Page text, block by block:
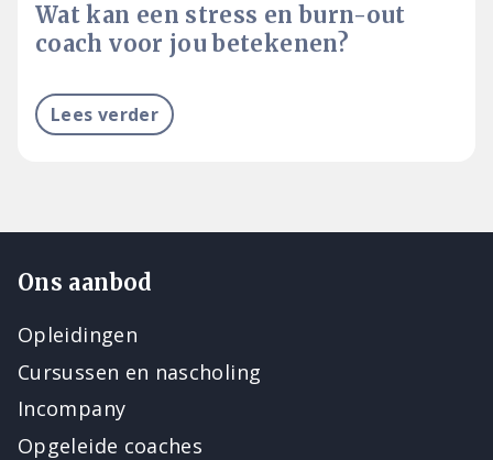
Wat kan een stress en burn-out
coach voor jou betekenen?
Lees verder
Ons aanbod
Opleidingen
Cursussen en nascholing
Incompany
Opgeleide coaches